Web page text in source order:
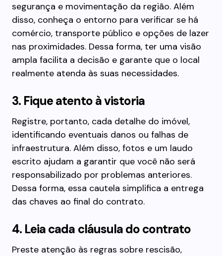
segurança e movimentação da região. Além
disso, conheça o entorno para verificar se há
comércio, transporte público e opções de lazer
nas proximidades. Dessa forma, ter uma visão
ampla facilita a decisão e garante que o local
realmente atenda às suas necessidades.
3. Fique atento à vistoria
Registre, portanto, cada detalhe do imóvel,
identificando eventuais danos ou falhas de
infraestrutura. Além disso, fotos e um laudo
escrito ajudam a garantir que você não será
responsabilizado por problemas anteriores.
Dessa forma, essa cautela simplifica a entrega
das chaves ao final do contrato.
4. Leia cada cláusula do contrato
Preste atenção às regras sobre rescisão,